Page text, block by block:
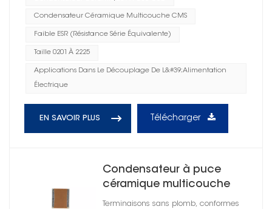
Condensateur Céramique Multicouche CMS
Faible ESR (résistance Série Équivalente)
Taille 0201 À 2225
Applications Dans Le Découplage De L&#39;alimentation
Électrique
EN SAVOIR PLUS Télécharger
Condensateur à puce
céramique multicouche
CMS 0805
Terminaisons sans plomb, conformes